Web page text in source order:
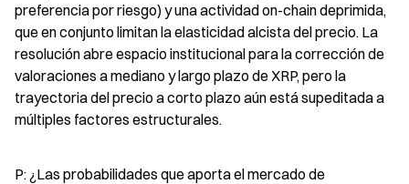
preferencia por riesgo) y una actividad on-chain deprimida,
que en conjunto limitan la elasticidad alcista del precio. La
resolución abre espacio institucional para la corrección de
valoraciones a mediano y largo plazo de XRP, pero la
trayectoria del precio a corto plazo aún está supeditada a
múltiples factores estructurales.
P: ¿Las probabilidades que aporta el mercado de